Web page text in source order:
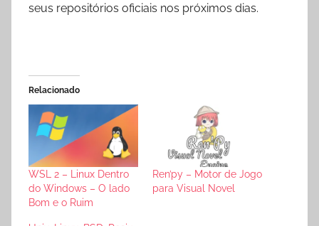
seus repositórios oficiais nos próximos dias.
Relacionado
WSL 2 – Linux Dentro
do Windows – O lado
Bom e o Ruim
Ren’py – Motor de Jogo
para Visual Novel